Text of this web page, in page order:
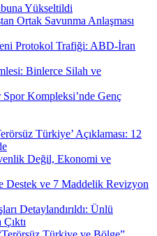
Yükseltildi
Ortak Savunma Anlaşması
Protokol Trafiği: ABD-İran
Binlerce Silah ve
Kompleksi’nde Genç
Türkiye’ Açıklaması: 12
Değil, Ekonomi ve
Destek ve 7 Maddelik Revizyon
Detaylandırıldı: Ünlü